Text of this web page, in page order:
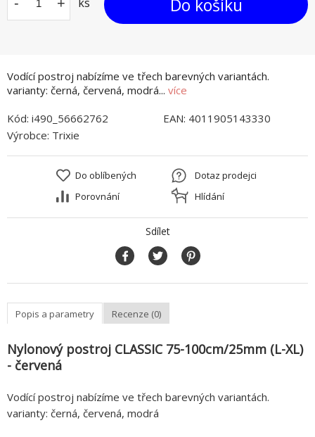
Vodící postroj nabízíme ve třech barevných variantách.
varianty: černá, červená, modrá... více
Do košíku
Kód: i490_56662762 EAN: 4011905143330
Výrobce: Trixie
Do oblíbených
Porovnání
Dotaz prodejci
Hlídání
Sdílet
Popis a parametry Recenze (0)
Nylonový postroj CLASSIC 75-100cm/25mm (L-XL)
- červená
Vodící postroj nabízíme ve třech barevných variantách.
varianty: černá, červená, modrá